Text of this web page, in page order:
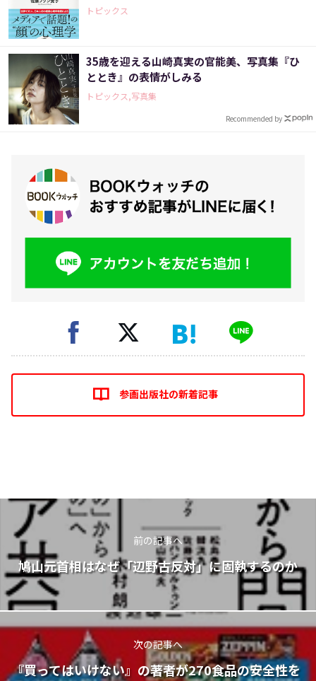
トピックス
35歳を迎える山崎真実の官能美、写真集『ひ
ととき』の表情がしみる
トピックス,写真集
Recommended by
参画出版社の新着記事
前の記事へ
鳩山元首相はなぜ「辺野古反対」に固執するのか
次の記事へ
『買ってはいけない』の著者が270食品の安全性を